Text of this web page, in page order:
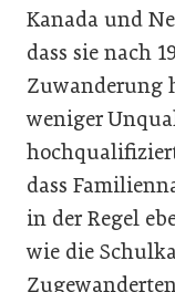
Kanada und
dass sie nach
Zuwanderung
weniger
dass
in der Regel
wie die